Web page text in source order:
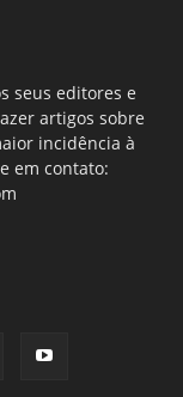
seus editores e
artigos sobre
incidência à
em contato: